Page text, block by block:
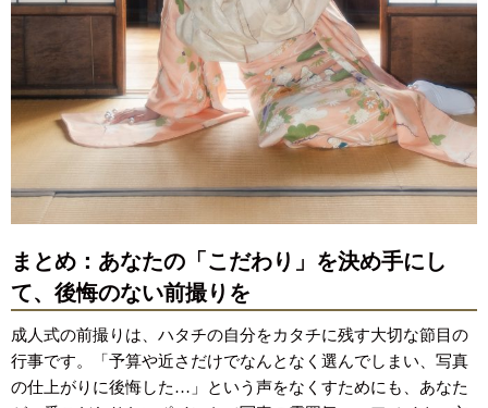
まとめ：あなたの「こだわり」を決め手にし
て、後悔のない前撮りを
成人式の前撮りは、ハタチの自分をカタチに残す大切な節目の
行事です。「予算や近さだけでなんとなく選んでしまい、写真
の仕上がりに後悔した…」という声をなくすためにも、あなた